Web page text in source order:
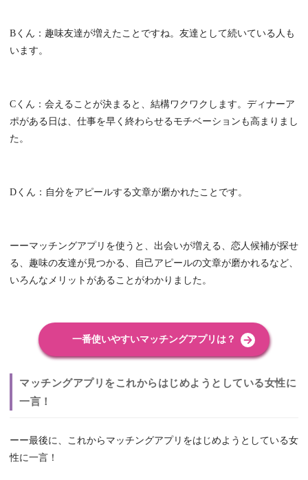
Bくん：趣味友達が増えたことですね。友達として続いている人も
います。
Cくん：会えることが決まると、結構ワクワクします。ディナーア
ポがある日は、仕事を早く終わらせるモチベーションも高まりまし
た。
Dくん：自分をアピールする文章が磨かれたことです。
ーーマッチングアプリを使うと、出会いが増える、恋人候補が探せ
る、趣味の友達が見つかる、自己アピールの文章が磨かれるなど、
いろんなメリットがあることがわかりました。
一番使いやすいマッチングアプリは？
マッチングアプリをこれからはじめようとしている女性に
一言！
ーー最後に、これからマッチングアプリをはじめようとしている女
性に一言！